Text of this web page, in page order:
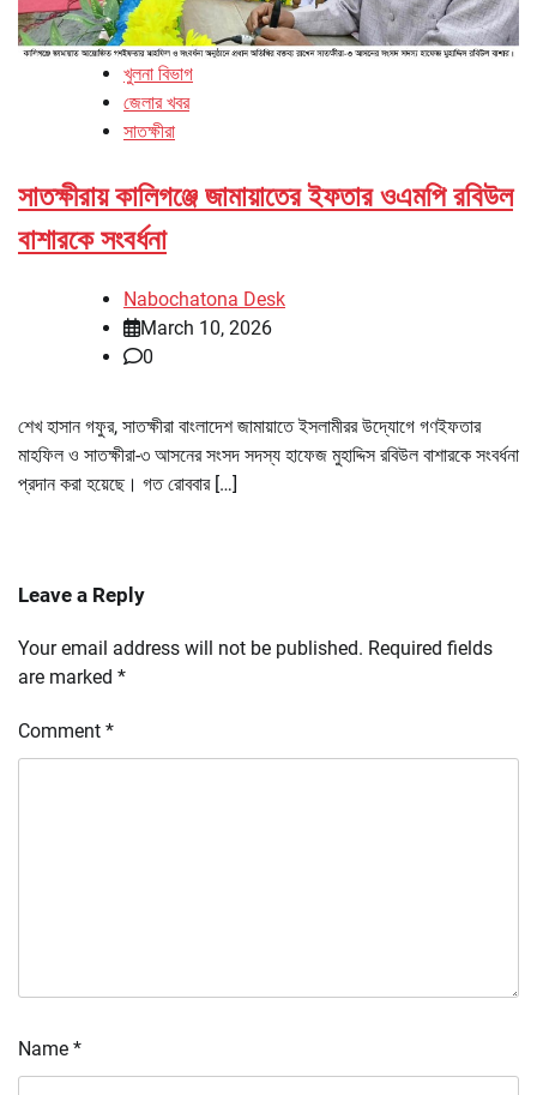
খুলনা বিভাগ
জেলার খবর
সাতক্ষীরা
সাতক্ষীরায় কালিগঞ্জে জামায়াতের ইফতার ওএমপি রবিউল
বাশারকে সংবর্ধনা
Nabochatona Desk
March 10, 2026
0
শেখ হাসান গফুর, সাতক্ষীরা বাংলাদেশ জামায়াতে ইসলামীরর উদ্যোগে গণইফতার
মাহফিল ও সাতক্ষীরা-৩ আসনের সংসদ সদস্য হাফেজ মুহাদ্দিস রবিউল বাশারকে সংবর্ধনা
প্রদান করা হয়েছে। গত রোববার […]
Leave a Reply
Your email address will not be published. Required fields
are marked *
Comment *
Name *